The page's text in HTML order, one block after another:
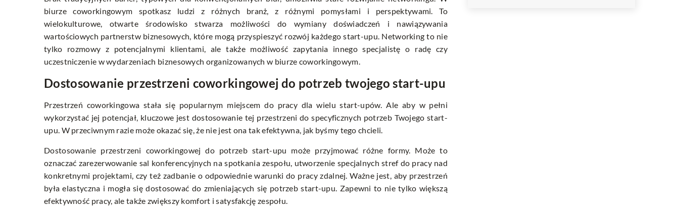
biurze coworkingowym spotkasz ludzi z różnych branż, z różnymi pomysłami i perspektywami. To
wielokulturowe, otwarte środowisko stwarza możliwości do wymiany doświadczeń i nawiązywania
wartościowych partnerstw biznesowych, które mogą przyspieszyć rozwój każdego start-upu. Networking to nie
tylko rozmowy z potencjalnymi klientami, ale także możliwość zapytania innego specjalistę o radę czy
uczestniczenie w wydarzeniach biznesowych organizowanych w biurze coworkingowym.
Dostosowanie przestrzeni coworkingowej do potrzeb twojego start-upu
Przestrzeń coworkingowa stała się popularnym miejscem do pracy dla wielu start-upów. Ale aby w pełni
wykorzystać jej potencjał, kluczowe jest dostosowanie tej przestrzeni do specyficznych potrzeb Twojego start-
upu. W przeciwnym razie może okazać się, że nie jest ona tak efektywna, jak byśmy tego chcieli.
Dostosowanie przestrzeni coworkingowej do potrzeb start-upu może przyjmować różne formy. Może to
oznaczać zarezerwowanie sal konferencyjnych na spotkania zespołu, utworzenie specjalnych stref do pracy nad
konkretnymi projektami, czy też zadbanie o odpowiednie warunki do pracy zdalnej. Ważne jest, aby przestrzeń
była elastyczna i mogła się dostosować do zmieniających się potrzeb start-upu. Zapewni to nie tylko większą
efektywność pracy, ale także zwiększy komfort i satysfakcję zespołu.